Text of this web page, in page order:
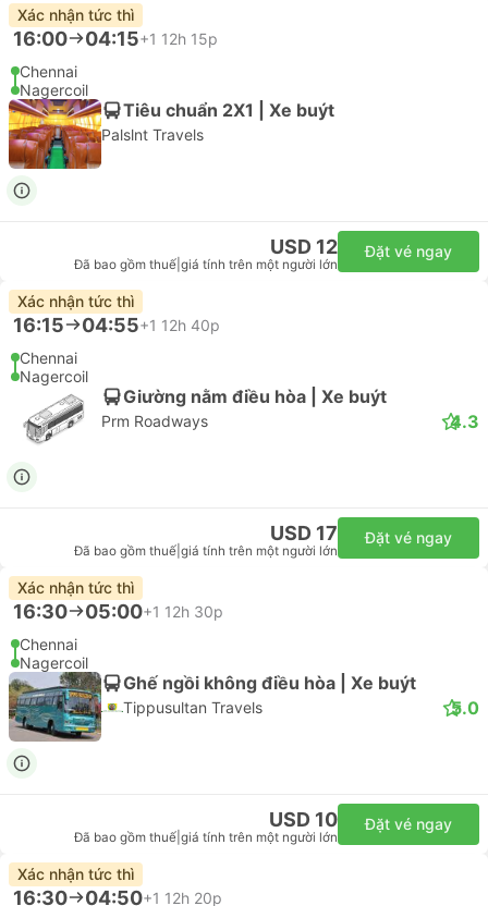
Xác nhận tức thì
16:00 04:15+1 12h 15p
Chennai
Nagercoil
Tiêu chuẩn 2X1 | Xe buýt
Palslnt Travels
USD 12
Đã bao gồm thuế giá tính trên một người lớn
Đặt vé ngay
Xác nhận tức thì
16:15 04:55+1 12h 40p
Chennai
Nagercoil
Giường nằm điều hòa | Xe buýt
Prm Roadways 4.3
USD 17
Đã bao gồm thuế giá tính trên một người lớn
Đặt vé ngay
Xác nhận tức thì
16:30 05:00+1 12h 30p
Chennai
Nagercoil
Ghế ngồi không điều hòa | Xe buýt
Tippusultan Travels 5.0
USD 10
Đã bao gồm thuế giá tính trên một người lớn
Đặt vé ngay
Xác nhận tức thì
16:30 04:50+1 12h 20p